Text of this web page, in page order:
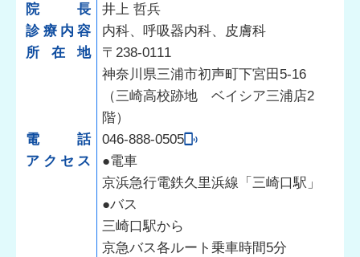
院長
井上 哲兵
診療内容
内科、呼吸器内科、皮膚科
所在地
〒238-0111
神奈川県三浦市初声町下宮田5-16
（三崎高校跡地 ベイシア三浦店2
階）
電話
046-888-0505
アクセス
●電車
京浜急行電鉄久里浜線「三崎口駅」
●バス
三崎口駅から
京急バス各ルート乗車時間5分